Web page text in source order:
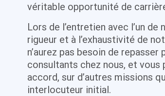
véritable opportunité de
Lors de l’entretien avec l’un
rigueur et à l’exhaustivité de
n’aurez pas besoin de
consultants chez nous, et
accord, sur d’autres missions
interlocuteur initial.